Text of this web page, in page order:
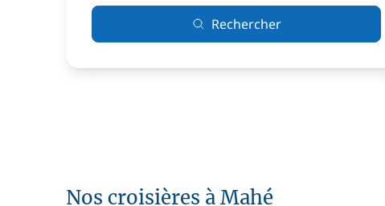
Rechercher
Nos croisières à Mahé